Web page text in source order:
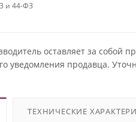
и 44-ФЗ
оставляет за собой
уведомления продавца.
ТЕХНИЧЕСКИЕ